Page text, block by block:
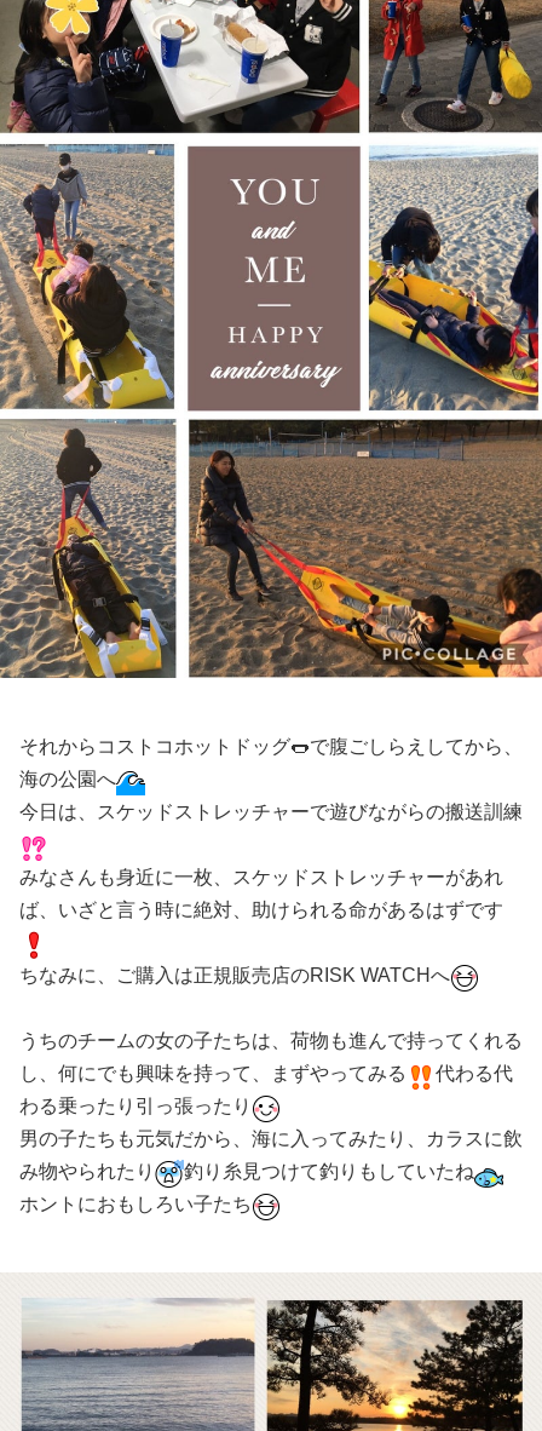
それからコストコホットドッグ🌭で腹ごしらえしてから、
海の公園へ
今日は、スケッドストレッチャーで遊びながらの搬送訓練
みなさんも身近に一枚、スケッドストレッチャーがあれ
ば、いざと言う時に絶対、助けられる命があるはずです
ちなみに、ご購入は正規販売店のRISK WATCHへ
うちのチームの女の子たちは、荷物も進んで持ってくれる
し、何にでも興味を持って、まずやってみる
代わる代
わる乗ったり引っ張ったり
男の子たちも元気だから、海に入ってみたり、カラスに飲
み物やられたり
釣り糸見つけて釣りもしていたね
ホントにおもしろい子たち